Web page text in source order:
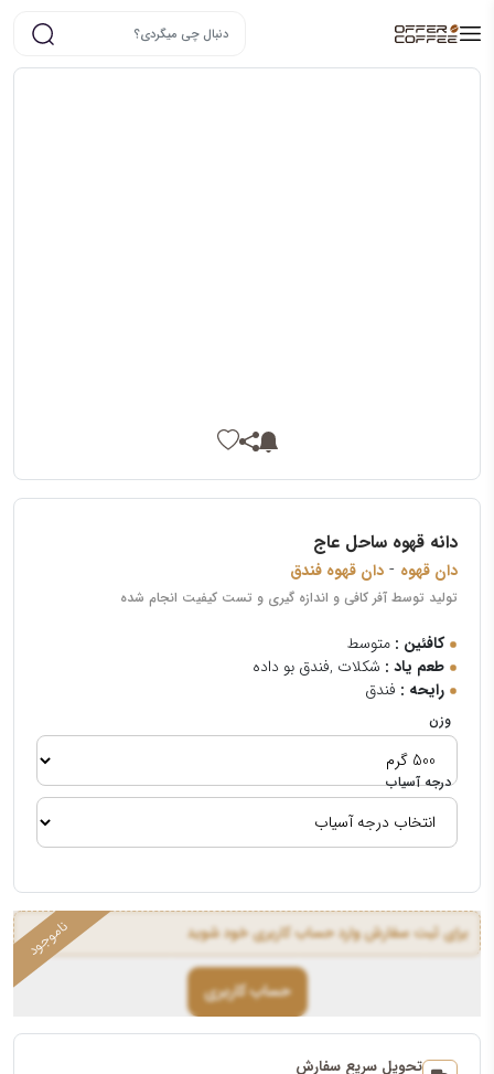
دانه قهوه ساحل عاج
دان قهوه - دان قهوه فندق
تولید توسط آفر کافی و اندازه گیری و تست کیفیت انجام شده
کافئین : متوسط
طعم یاد : شکلات ,فندق بو داده
رایحه : فندق
وزن
درجه آسیاب
برای ثبت سفارش وارد حساب کاربری خود شوید
حساب کاربری
تحویل سریع سفارش